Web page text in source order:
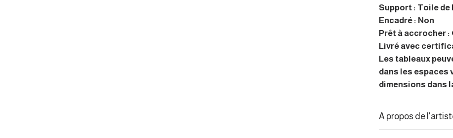
Support : Toile de
Encadré : Non
Prêt à accrocher :
Livré avec
Les tableaux
dans les espaces
dimensions dans
A propos de